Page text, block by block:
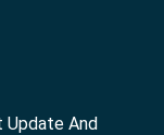
Update And